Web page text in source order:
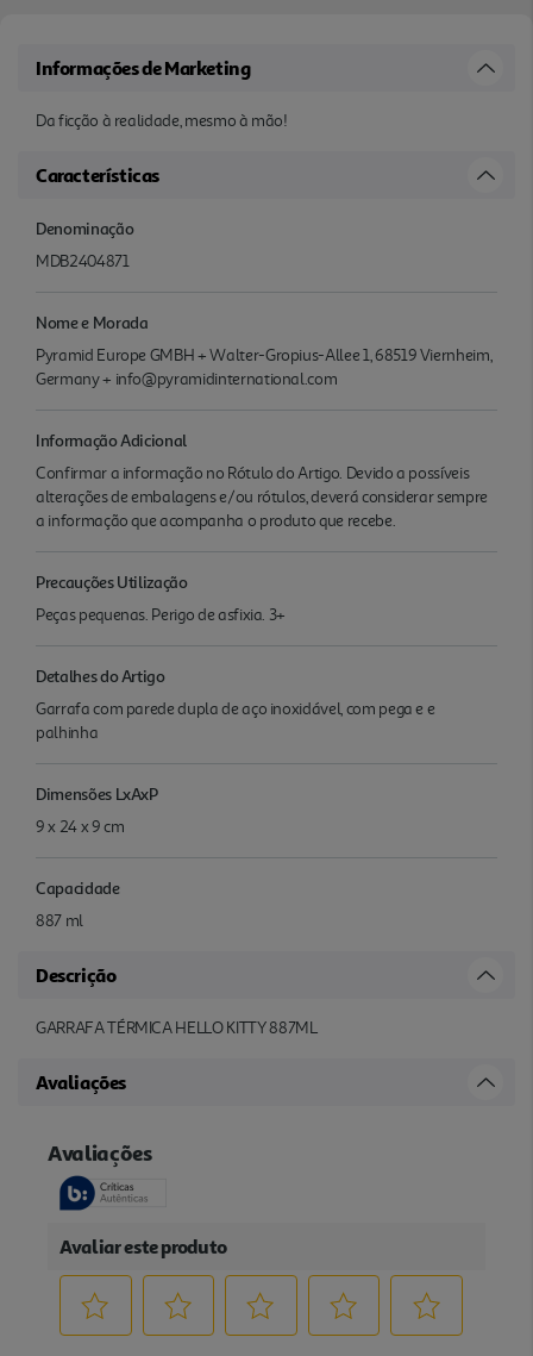
Informações de Marketing
Da ficção à realidade, mesmo à mão!
Características
Denominação
MDB2404871
Nome e Morada
Pyramid Europe GMBH + Walter-Gropius-Allee 1, 68519 Viernheim,
Germany + info@pyramidinternational.com
Informação Adicional
Confirmar a informação no Rótulo do Artigo. Devido a possíveis
alterações de embalagens e/ou rótulos, deverá considerar sempre
a informação que acompanha o produto que recebe.
Precauções Utilização
Peças pequenas. Perigo de asfixia. 3+
Detalhes do Artigo
Garrafa com parede dupla de aço inoxidável, com pega e e
palhinha
Dimensões LxAxP
9 x 24 x 9 cm
Capacidade
887 ml
Descrição
GARRAFA TÉRMICA HELLO KITTY 887ML
Avaliações